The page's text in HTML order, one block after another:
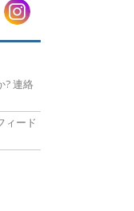
? 連絡
ィード